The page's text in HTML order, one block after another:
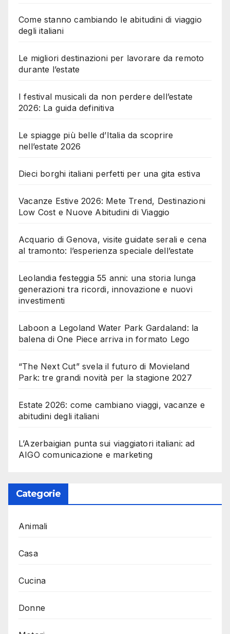
Come stanno cambiando le abitudini di viaggio
degli italiani
Le migliori destinazioni per lavorare da remoto
durante l’estate
I festival musicali da non perdere dell’estate
2026: La guida definitiva
Le spiagge più belle d’Italia da scoprire
nell’estate 2026
Dieci borghi italiani perfetti per una gita estiva
Vacanze Estive 2026: Mete Trend, Destinazioni
Low Cost e Nuove Abitudini di Viaggio
Acquario di Genova, visite guidate serali e cena
al tramonto: l’esperienza speciale dell’estate
Leolandia festeggia 55 anni: una storia lunga
generazioni tra ricordi, innovazione e nuovi
investimenti
Laboon a Legoland Water Park Gardaland: la
balena di One Piece arriva in formato Lego
“The Next Cut” svela il futuro di Movieland
Park: tre grandi novità per la stagione 2027
Estate 2026: come cambiano viaggi, vacanze e
abitudini degli italiani
L’Azerbaigian punta sui viaggiatori italiani: ad
AIGO comunicazione e marketing
Categorie
Animali
Casa
Cucina
Donne